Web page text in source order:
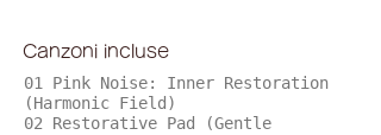
Canzoni incluse
01 Pink Noise: Inner Restoration
(Harmonic Field)
02 Restorative Pad (Gentle